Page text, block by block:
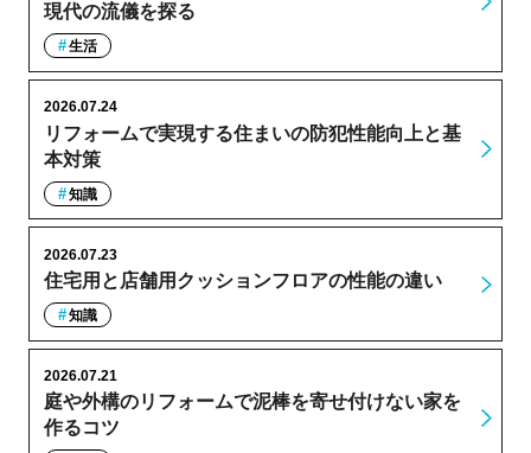
現代の流儀を探る
生活
リフォームで実現する住まいの防犯性能向上と基
本対策
2026.07.24
知識
住宅用と店舗用クッションフロアの性能の違い
2026.07.23
知識
庭や外構のリフォームで泥棒を寄せ付けない家を
作るコツ
2026.07.21